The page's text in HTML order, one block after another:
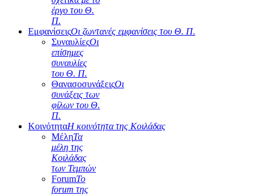
έργο του Θ.
Π.
ΕμφανίσειςΟι ζωντανές εμφανίσεις του Θ. Π.
ΣυναυλίεςΟι
επίσημες
συναυλίες
του Θ. Π.
ΘανασοσυνάξειςΟι
συνάξεις των
φίλων του Θ.
Π.
ΚοινότηταΗ κοινότητα της Κοιλάδας
ΜέληΤα
μέλη της
Κοιλάδας
των Τεμπών
ForumΤο
forum της